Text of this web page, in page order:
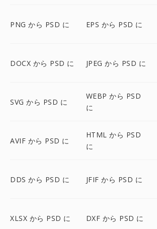
PNG から PSD に EPS から PSD に
DOCX から PSD に JPEG から PSD に
SVG から PSD に
WEBP から PSD
に
AVIF から PSD に
HTML から PSD
に
DDS から PSD に JFIF から PSD に
XLSX から PSD に DXF から PSD に